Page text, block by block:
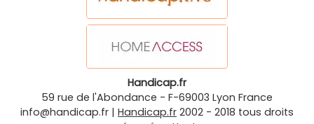
Handicap.fr
59 rue de l'Abondance - F-69003 Lyon France
info@handicap.fr | Handicap.fr 2002 - 2018 tous droits